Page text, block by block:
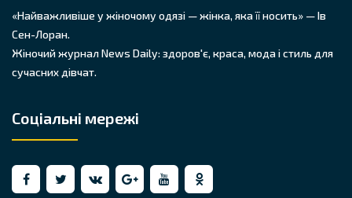
«Найважливіше у жіночому одязі — жінка, яка її носить» — Ів
Сен-Лоран.
Жіночий журнал News Daily: здоров'є, краса, мода і стиль для
сучасних дівчат.
Соціальні мережі